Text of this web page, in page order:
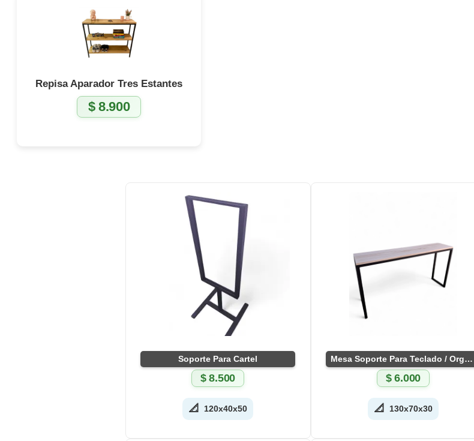
Repisa Aparador Tres Estantes
$8.900
Soporte Para Cartel
$8.500
📐 120x40x50
Mesa Soporte Para Teclado / Organo
$6.000
📐 130x70x30